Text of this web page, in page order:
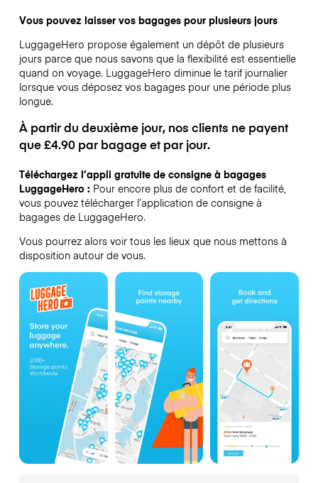
Vous pouvez laisser vos bagages pour plusieurs jours
LuggageHero propose également un dépôt de plusieurs
jours parce que nous savons que la flexibilité est essentielle
quand on voyage. LuggageHero diminue le tarif journalier
lorsque vous déposez vos bagages pour une période plus
longue.
À partir du deuxième jour, nos clients ne payent
que £4.90 par bagage et par jour.
Téléchargez l’appli gratuite de consigne à bagages
LuggageHero :Pour encore plus de confort et de facilité,
vous pouvez télécharger l’application de consigne à
bagages de LuggageHero.
Vous pourrez alors voir tous les lieux que nous mettons à
disposition autour de vous.